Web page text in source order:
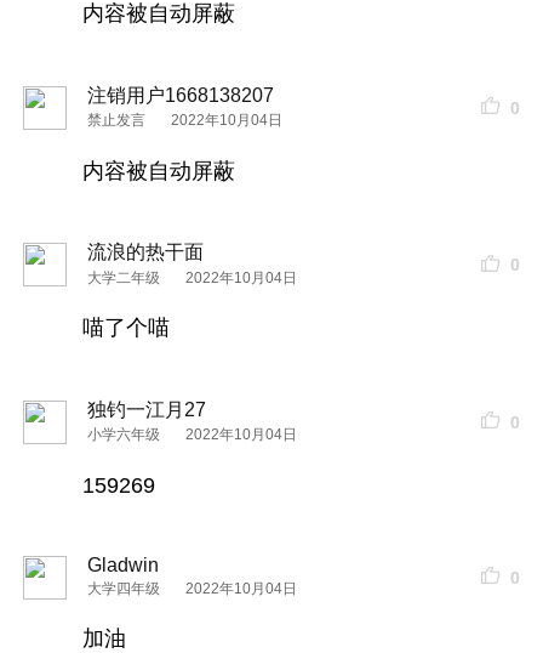
内容被自动屏蔽
注销用户1668138207
禁止发言 2022年10月04日
0
内容被自动屏蔽
流浪的热干面
大学二年级 2022年10月04日
0
喵了个喵
独钓一江月27
小学六年级 2022年10月04日
0
159269
Gladwin
大学四年级 2022年10月04日
0
加油